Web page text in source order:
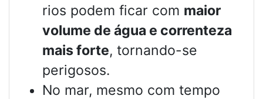
rios podem ficar com maior
volume de água e correnteza
mais forte, tornando-se
perigosos.
No mar, mesmo com tempo